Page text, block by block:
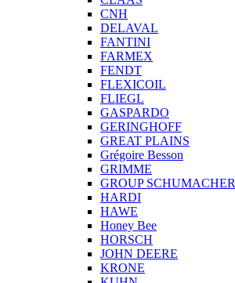
CNH
DELAVAL
FANTINI
FARMEX
FENDT
FLEXICOIL
FLIEGL
GASPARDO
GERINGHOFF
GREAT PLAINS
Grégoire Besson
GRIMME
GROUP SCHUMACHER
HARDI
HAWE
Honey Bee
HORSCH
JOHN DEERE
KRONE